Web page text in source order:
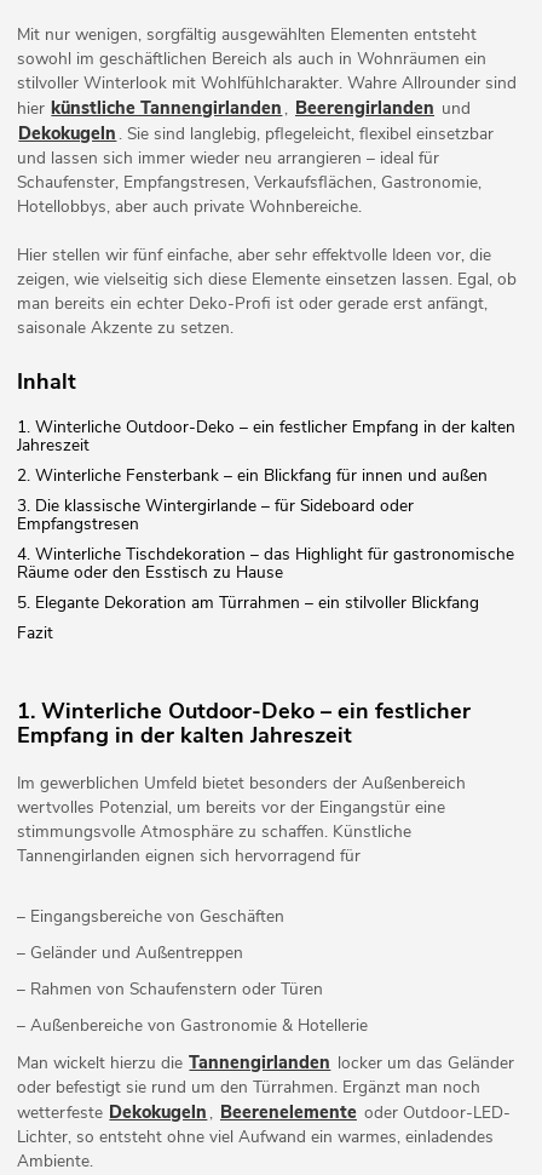
Mit nur wenigen, sorgfältig ausgewählten Elementen entsteht
sowohl im geschäftlichen Bereich als auch in Wohnräumen ein
stilvoller Winterlook mit Wohlfühlcharakter. Wahre Allrounder sind
hier künstliche Tannengirlanden , Beerengirlanden und
Dekokugeln . Sie sind langlebig, pflegeleicht, flexibel einsetzbar
und lassen sich immer wieder neu arrangieren – ideal für
Schaufenster, Empfangstresen, Verkaufsflächen, Gastronomie,
Hotellobbys, aber auch private Wohnbereiche.
Hier stellen wir fünf einfache, aber sehr effektvolle Ideen vor, die
zeigen, wie vielseitig sich diese Elemente einsetzen lassen. Egal, ob
man bereits ein echter Deko-Profi ist oder gerade erst anfängt,
saisonale Akzente zu setzen.
Inhalt
1. Winterliche Outdoor-Deko – ein festlicher Empfang in der kalten
Jahreszeit
2. Winterliche Fensterbank – ein Blickfang für innen und außen
3. Die klassische Wintergirlande – für Sideboard oder
Empfangstresen
4. Winterliche Tischdekoration – das Highlight für gastronomische
Räume oder den Esstisch zu Hause
5. Elegante Dekoration am Türrahmen – ein stilvoller Blickfang
Fazit
1. Winterliche Outdoor-Deko – ein festlicher
Empfang in der kalten Jahreszeit
Im gewerblichen Umfeld bietet besonders der Außenbereich
wertvolles Potenzial, um bereits vor der Eingangstür eine
stimmungsvolle Atmosphäre zu schaffen. Künstliche
Tannengirlanden eignen sich hervorragend für
– Eingangsbereiche von Geschäften
– Geländer und Außentreppen
– Rahmen von Schaufenstern oder Türen
– Außenbereiche von Gastronomie & Hotellerie
Man wickelt hierzu die Tannengirlanden locker um das Geländer
oder befestigt sie rund um den Türrahmen. Ergänzt man noch
wetterfeste Dekokugeln , Beerenelemente oder Outdoor-LED-
Lichter, so entsteht ohne viel Aufwand ein warmes, einladendes
Ambiente.